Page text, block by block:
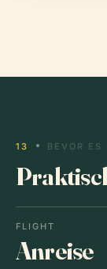
13 BEVOR ES
FLIGHT
Anreise